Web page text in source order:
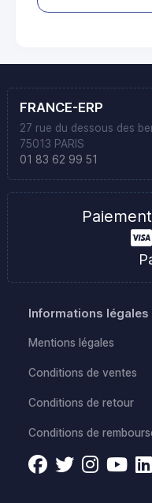
FRANCE-ERP
27 rue du dessous des
75013 PARIS
01 83 62 99 51
Informations légales
Mentions légales
Conditions de ventes
Conditions de retour
Conditions de